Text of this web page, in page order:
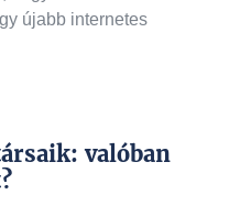
újabb internetes
valóban